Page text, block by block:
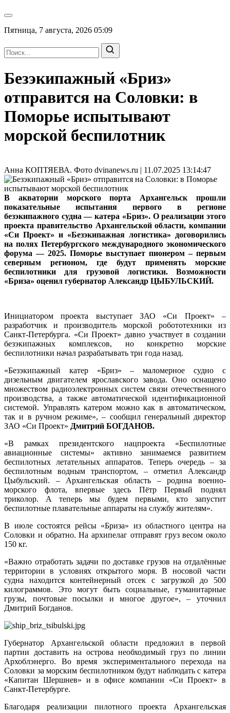
Пятница, 7 августа, 2026 05:09
Безэкипажный «Бриз»
отправится на Соловки: в
Поморье испытывают
морской беспилотник
Анна КОПТЯЕВА. Фото dvinanews.ru | 11.07.2025 13:14:47
В акватории морского порта Архангельск прошли
показательные испытания первого в регионе
безэкипажного судна — катера «Бриз». О реализации этого
проекта правительство Архангельской области, компании
«Си Проект» и «Безэкипажная логистика» договорились
на полях Петербургского международного экономического
форума — 2025. Поморье выступает пионером – первым
северным регионом, где будут применять морские
беспилотники для грузовой логистики. Возможности
«Бриза» оценил губернатор Александр ЦЫБУЛЬСКИЙ.
Инициатором проекта выступает ЗАО «Си Проект» –
разработчик и производитель морской робототехники из
Санкт-Петербурга. «Си Проект» давно участвует в создании
безэкипажных комплексов, но конкретно морские
беспилотники начал разрабатывать три года назад.
«Безэкипажный катер «Бриз» – маломерное судно с
дизельным двигателем ярославского завода. Оно оснащено
множеством радиоэлектронных систем связи отечественного
производства, а также автоматической идентификационной
системой. Управлять катером можно как в автоматическом,
так и в ручном режиме», – сообщил генеральный директор
ЗАО «Си Проект» Дмитрий БОГДАНОВ.
«В рамках президентского нацпроекта «Беспилотные
авиационные системы» активно занимаемся развитием
беспилотных летательных аппаратов. Теперь очередь – за
беспилотным водным транспортом, – отметил Александр
Цыбульский. – Архангельская область – родина военно-
морского флота, впервые здесь Пётр Первый поднял
триколор. А теперь мы будем первыми, кто запустит
беспилотные плавательные аппараты на службу жителям».
В июле состоятся рейсы «Бриза» из областного центра на
Соловки и обратно. На архипелаг отправят груз весом около
150 кг.
«Важно отработать задачи по доставке грузов на отдалённые
территории в условиях открытого моря. В носовой части
судна находится контейнерный отсек с загрузкой до 500
килограммов. Это могут быть социальные, гуманитарные
грузы, почтовые посылки и многое другое», – уточнил
Дмитрий Богданов.
Губернатор Архангельской области предложил в первой
партии доставить на острова необходимый груз по линии
Архоблэнерго. Во время экспериментального перехода на
Соловки за морским беспилотником будут наблюдать с катера
«Капитан Шершнев» и в офисе компании «Си Проект» в
Санкт-Петербурге.
Благодаря реализации пилотного проекта Архангельская